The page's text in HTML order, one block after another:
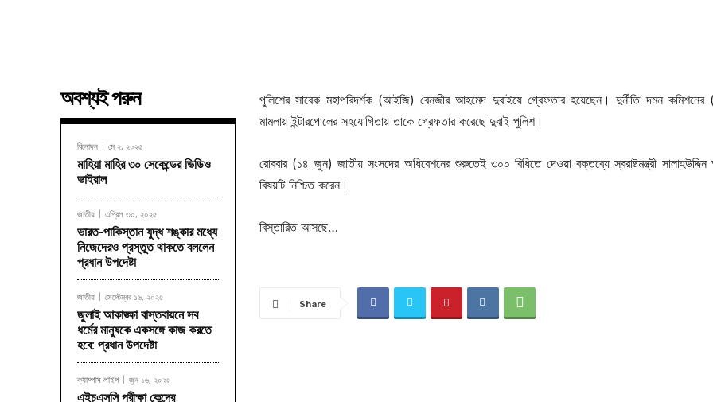
অবশ্যই পরুন
বিনোদন মে ২, ২০২৫
মাহিয়া মাহির ৩০ সেকেন্ডের ভিডিও
ভাইরাল
জাতীয় এপ্রিল ৩০, ২০২৫
ভারত-পাকিস্তান যুদ্ধ শঙ্কার মধ্যে
নিজেদেরও প্রস্তুত থাকতে বললেন
প্রধান উপদেষ্টা
জাতীয় সেপ্টেম্বর ১৬, ২০২৫
জুলাই আকাঙ্ক্ষা বাস্তবায়নে সব
ধর্মের মানুষকে একসঙ্গে কাজ করতে
হবে: প্রধান উপদেষ্টা
ক্যাম্পাস লাইপ জুন ১৬, ২০২৫
এইচএসসি পরীক্ষা কেন্দ্রে
পুলিশের সাবেক মহাপরিদর্শক (আইজি) বেনজীর আহমেদ দুবাইয়ে গ্রেফতার হয়েছেন। দুর্নীতি দমন
মামলায় ইন্টারপোলের সহযোগিতায় তাকে গ্রেফতার করেছে দুবাই পুলিশ।
রোববার (১৪ জুন) জাতীয় সংসদের অধিবেশনের শুরুতেই ৩০০ বিধিতে দেওয়া বক্তব্যে স্বরাষ্টমন্ত্রী
বিষয়টি নিশ্চিত করেন।
বিস্তারিত আসছে…
Share